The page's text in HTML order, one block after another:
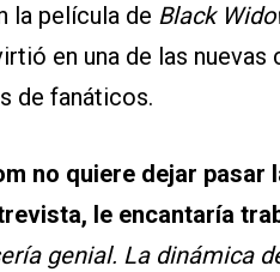
la película de Black
en una de las nuevas
de fanáticos.
no quiere dejar pasar
le encantaría
genial. La dinámica